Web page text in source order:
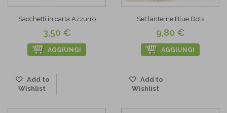
Sacchetti in carta Azzurro
3,50 €
AGGIUNGI
Add to
Wishlist
Set lanterne Blue Dots
9,80 €
AGGIUNGI
Add to
Wishlist